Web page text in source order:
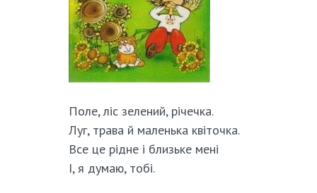
Поле, ліс зелений, річечка.
Луг, трава й маленька квіточка.
Все це рідне і близьке мені
І, я думаю, тобі.